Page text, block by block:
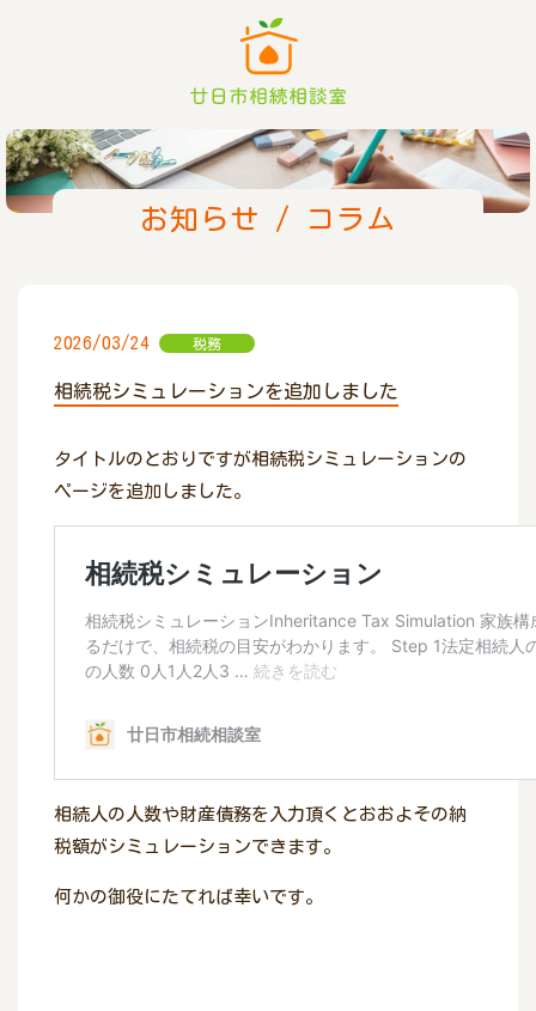
お知らせ / コラム
2026/03/24 税務
相続税シミュレーションを追加しました
タイトルのとおりですが相続税シミュレーションの
ページを追加しました。
相続人の人数や財産債務を入力頂くとおおよその納
税額がシミュレーションできます。
何かの御役にたてれば幸いです。